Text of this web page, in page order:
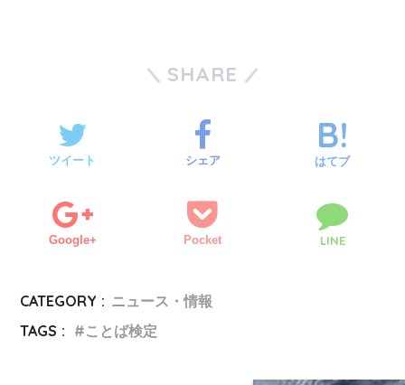
SHARE
ツイート シェア はてブ
Google+ Pocket LINE
CATEGORY : ニュース・情報
TAGS :
ことば検定